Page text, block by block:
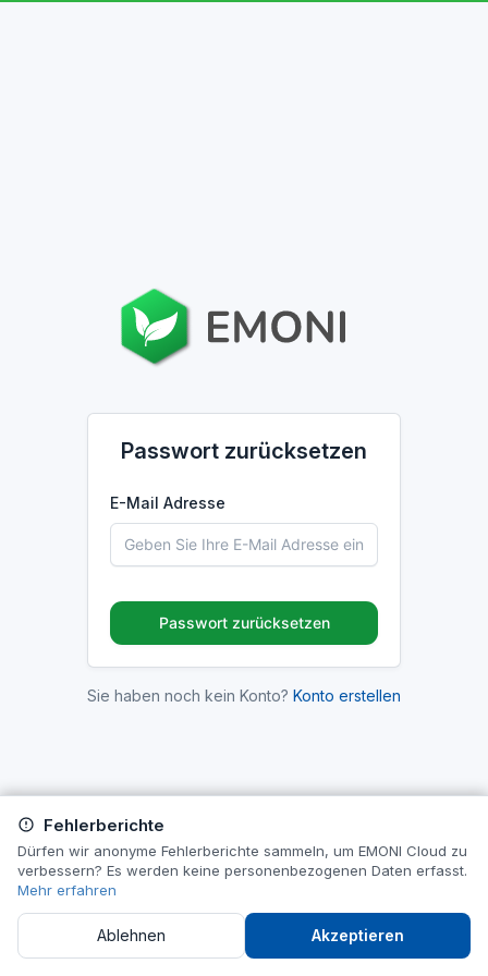
Passwort zurücksetzen
E-Mail Adresse
Passwort zurücksetzen
Sie haben noch kein Konto? Konto erstellen
Fehlerberichte
Dürfen wir anonyme Fehlerberichte sammeln, um EMONI Cloud zu
verbessern? Es werden keine personenbezogenen Daten erfasst.
Mehr erfahren
Ablehnen Akzeptieren